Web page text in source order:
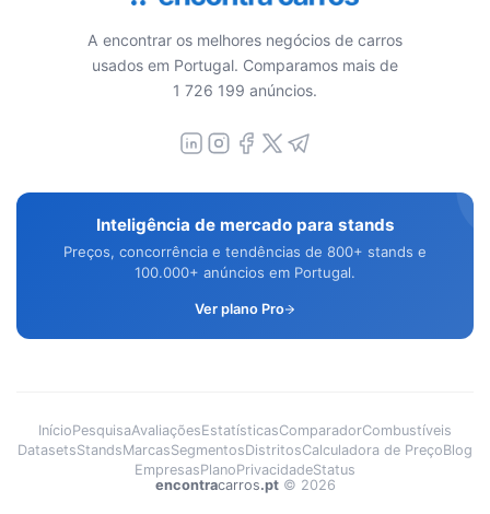
A encontrar os melhores negócios de carros
usados em Portugal. Comparamos mais de
1 726 199 anúncios.
Inteligência de mercado para stands
Preços, concorrência e tendências de 800+ stands e
100.000+ anúncios em Portugal.
Ver plano Pro
InícioPesquisaAvaliaçõesEstatísticasComparadorCombustíveis
DatasetsStandsMarcasSegmentosDistritosCalculadora de PreçoBlog
EmpresasPlanoPrivacidadeStatus
encontracarros.pt © 2026